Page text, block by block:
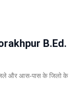
B.Ed.
और आस-पास के जिलो के